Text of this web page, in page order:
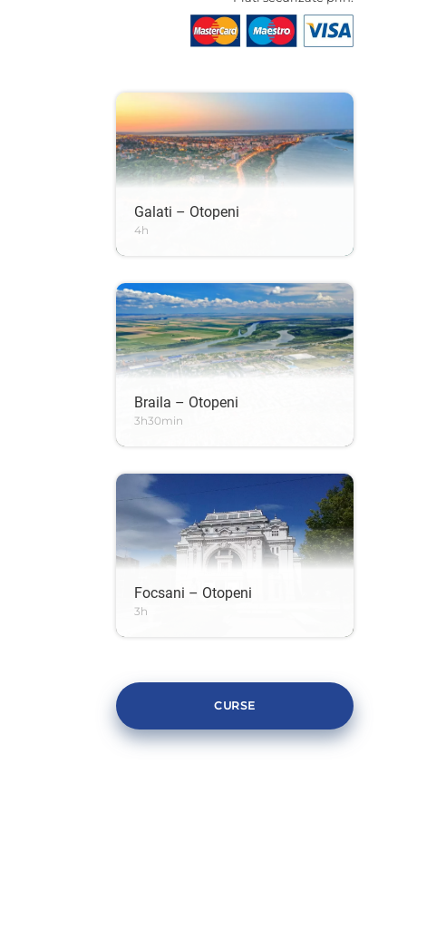
Galati – Otopeni
4h
Braila – Otopeni
3h30min
Focsani – Otopeni
3h
CURSE